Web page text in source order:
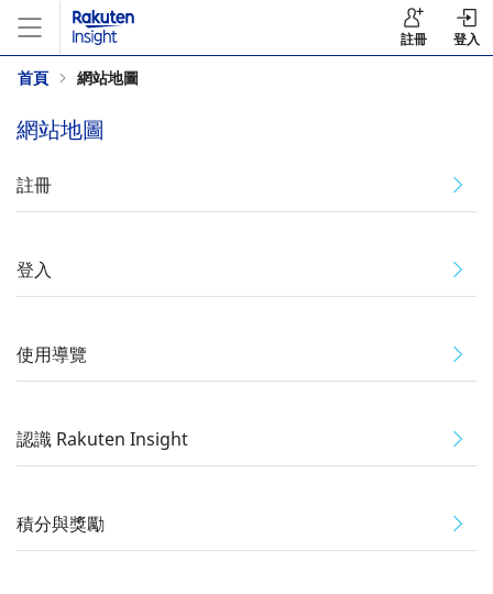
註冊 登入
首頁 網站地圖
網站地圖
註冊
登入
使用導覽
認識 Rakuten Insight
積分與獎勵